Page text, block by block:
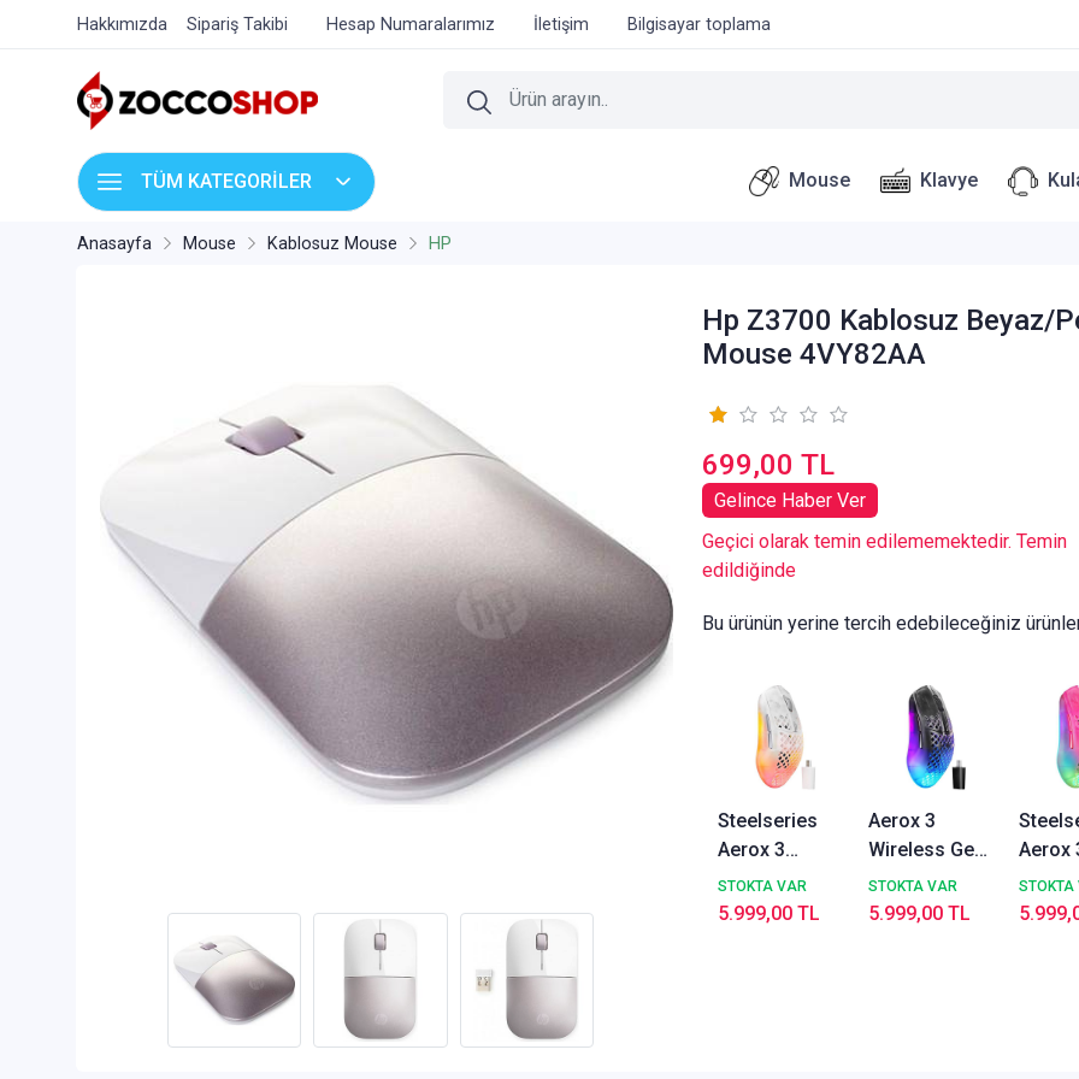
Hakkımızda Sipariş Takibi Hesap Numaralarımız İletişim Bilgisayar toplama
TÜM KATEGORİLER Mouse Klavye
Anasayfa Mouse Kablosuz Mouse HP
Hp Z3700 Kablosuz Beyaz/
Mouse 4VY82AA
699,00 TL
Gelince Haber Ver
Geçici olarak temin edilememektedir. Temin
edildiğinde
Bu ürünün yerine tercih edebileceğiniz
Steelseries
Aerox 3
Wireless Gen
2 - Ghost 4K
STOKTA VAR
5.999,00 TL
Aerox 3
Wireless Gen
2 - Shadow
4K Kablosuz
STOKTA VAR
5.999,00 TL
Aerox
2 -
STOKTA